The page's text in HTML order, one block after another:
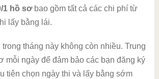
1 hồ sơ bao gồm tất cả các chi phí từ
lấy bằng lái.
tháng này không còn nhiều. Trung
mỗi ngày để đảm bảo các bạn đăng ký
tiên chọn ngày thi và lấy bằng sớm